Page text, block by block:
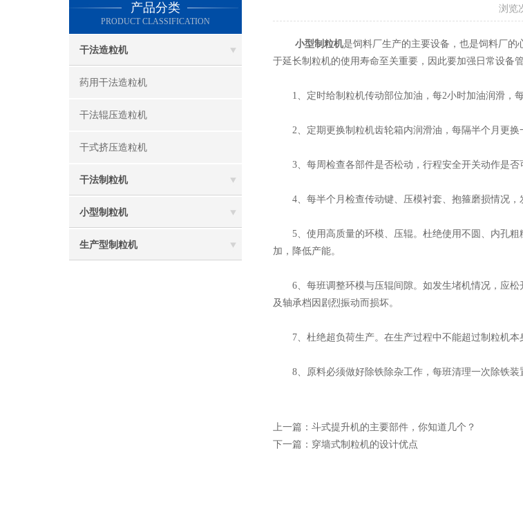
产品分类
PRODUCT CLASSIFICATION
干法造粒机
药用干法造粒机
干法辊压造粒机
干式挤压造粒机
干法制粒机
小型制粒机
生产型制粒机
浏览
小型制粒机是饲料厂生产的主要设备，也是饲料厂
于延长制粒机的使用寿命至关重要，因此要加强日常设备
1、定时给制粒机传动部位加油，每2小时加油润滑，每
2、定期更换制粒机齿轮箱内润滑油，每隔半个月更换
3、每周检查各部件是否松动，行程安全开关动作是否
4、每半个月检查传动键、压模衬套、抱箍磨损情况，
5、使用高质量的环模、压辊。杜绝使用不圆、内孔粗
加，降低产能。
6、每班调整环模与压辊间隙。如发生堵机情况，应松
及轴承档因剧烈振动而损坏。
7、杜绝超负荷生产。在生产过程中不能超过制粒机本
8、原料必须做好除铁除杂工作，每班清理一次除铁装
上一篇： 斗式提升机的主要部件，你知道几个？
下一篇： 穿墙式制粒机的设计优点